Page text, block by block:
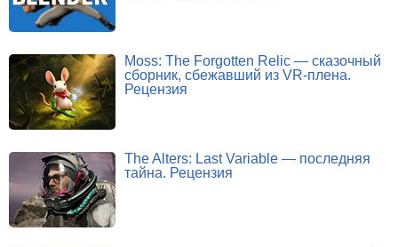
Moss: The Forgotten Relic — сказочный
сборник, сбежавший из VR-плена.
Рецензия
The Alters: Last Variable — последняя
тайна. Рецензия